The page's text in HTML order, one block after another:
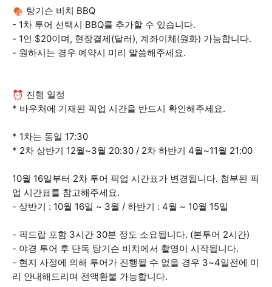
🍖 탕기슨 비치 BBQ
- 1차 투어 선택시 BBQ를 추가할 수 있습니다.
- 1인 $20이며, 현장결제(달러), 계좌이체(원화) 가능합니다.
- 원하시는 경우 예약시 미리 말씀해주세요.
⏰ 진행 일정
* 바우처에 기재된 픽업 시간을 반드시 확인해주세요.
* 1차는 동일 17:30
* 2차 상반기 12월~3월 20:30 / 2차 하반기 4월~11월 21:00
10월 16일부터 2차 투어 픽업 시간표가 변경됩니다. 첨부된 픽
업 시간표를 참고해주세요.
- 상반기 : 10월 16일 ~ 3월 / 하반기 : 4월 ~ 10월 15일
- 픽드랍 포함 3시간 30분 정도 소요됩니다. (본투어 2시간)
- 야경 투어 후 단독 탕기슨 비치에서 촬영이 시작됩니다.
- 현지 사정에 의해 투어가 진행될 수 없을 경우 3~4일전에 미
리 안내해드리며 전액환불 가능합니다.